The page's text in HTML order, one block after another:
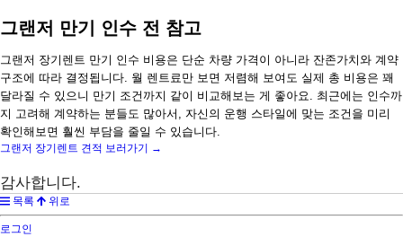
그랜저 만기 인수 전 참고
그랜저 장기렌트 만기 인수 비용은 단순 차량 가격이 아니라 잔존가치와 계약
구조에 따라 결정됩니다. 월 렌트료만 보면 저렴해 보여도 실제 총 비용은 꽤
달라질 수 있으니 만기 조건까지 같이 비교해보는 게 좋아요. 최근에는 인수까
지 고려해 계약하는 분들도 많아서, 자신의 운행 스타일에 맞는 조건을 미리
확인해보면 훨씬 부담을 줄일 수 있습니다.
그랜저 장기렌트 견적 보러가기 →
감사합니다.
목록 위로
로그인